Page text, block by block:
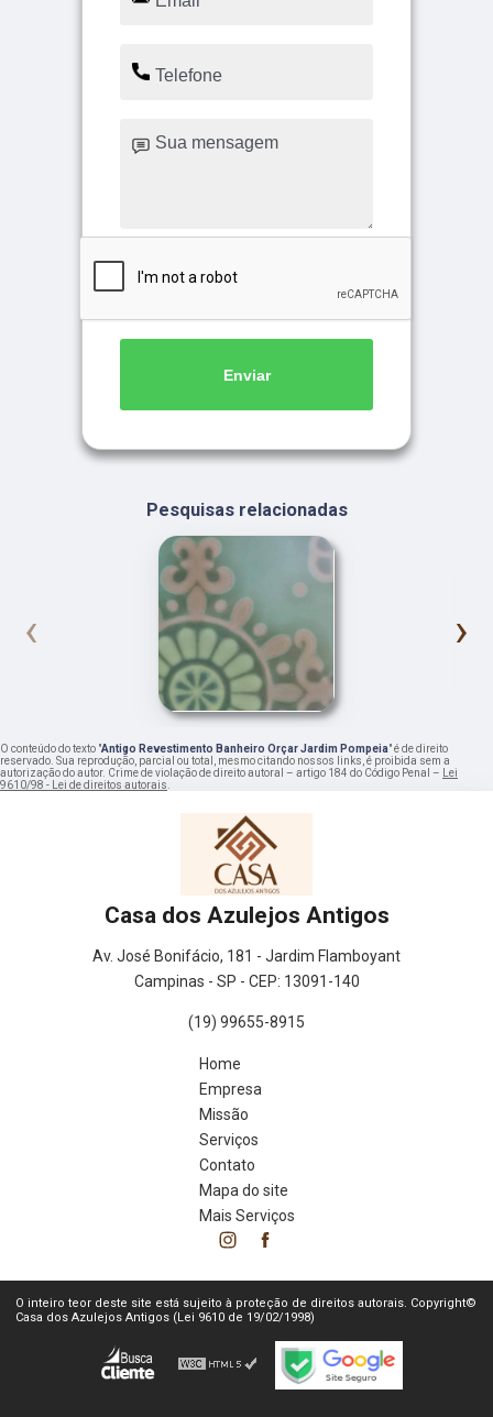
Enviar
Pesquisas relacionadas
‹ ›
O conteúdo do texto "Antigo Revestimento Banheiro Orçar Jardim Pompeia" é de direito
reservado. Sua reprodução, parcial ou total, mesmo citando nossos links, é proibida sem a
autorização do autor. Crime de violação de direito autoral – artigo 184 do Código Penal –
Lei
9610/98 - Lei de direitos autorais
Casa dos Azulejos Antigos
Av. José Bonifácio, 181 - Jardim Flamboyant
Campinas - SP - CEP: 13091-140
(19) 99655-8915
Home
Empresa
Missão
Serviços
Contato
Mapa do site
Mais Serviços
O inteiro teor deste site está sujeito à proteção de direitos autorais. Copyright©
Casa dos Azulejos Antigos (Lei 9610 de 19/02/1998)